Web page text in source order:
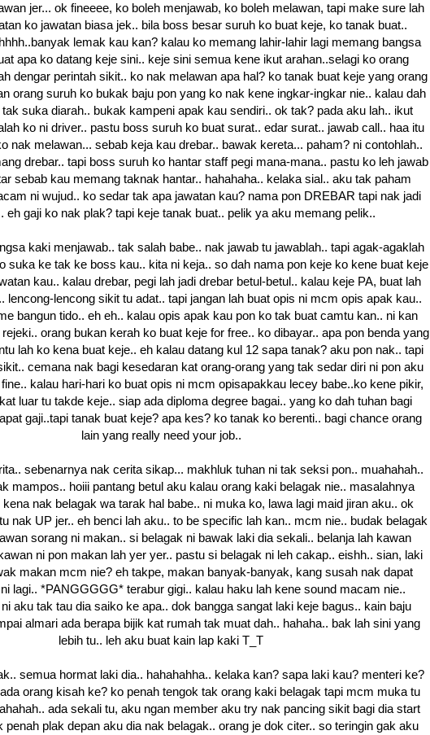
jer... ok fineeee, ko boleh menjawab, ko boleh melawan, tapi make sure lah
ko jawatan biasa jek.. bila boss besar suruh ko buat keje, ko tanak buat..
lemak kau kan? kalau ko memang lahir-lahir lagi memang bangsa
apa ko datang keje sini.. keje sini semua kene ikut arahan..selagi ko orang
dengar perintah sikit.. ko nak melawan apa hal? ko tanak buat keje yang orang
orang suruh ko bukak baju pon yang ko nak kene ingkar-ingkar nie.. kalau dah
suka diarah.. bukak kampeni apak kau sendiri.. ok tak? pada aku lah.. ikut
ko ni driver.. pastu boss suruh ko buat surat.. edar surat.. jawab call.. haa itu
nak melawan... sebab keja kau drebar.. bawak kereta... paham? ni contohlah..
drebar.. tapi boss suruh ko hantar staff pegi mana-mana.. pastu ko leh jawab
sebab kau memang taknak hantar.. hahahaha.. kelaka sial.. aku tak paham
ni wujud.. ko sedar tak apa jawatan kau? nama pon DREBAR tapi nak jadi
eh gaji ko nak plak? tapi keje tanak buat.. pelik ya aku memang pelik..
kaki menjawab.. tak salah babe.. nak jawab tu jawablah.. tapi agak-agaklah
suka ke tak ke boss kau.. kita ni keja.. so dah nama pon keje ko kene buat keje
kau.. kalau drebar, pegi lah jadi drebar betul-betul.. kalau keje PA, buat lah
lencong-lencong sikit tu adat.. tapi jangan lah buat opis ni mcm opis apak kau..
bangun tido.. eh eh.. kalau opis apak kau pon ko tak buat camtu kan.. ni kan
orang bukan kerah ko buat keje for free.. ko dibayar.. apa pon benda yang
lah ko kena buat keje.. eh kalau datang kul 12 sapa tanak? aku pon nak.. tapi
cemana nak bagi kesedaran kat orang-orang yang tak sedar diri ni pon aku
kalau hari-hari ko buat opis ni mcm opisapakkau lecey babe..ko kene pikir,
luar tu takde keje.. siap ada diploma degree bagai.. yang ko dah tuhan bagi
gaji..tapi tanak buat keje? apa kes? ko tanak ko berenti.. bagi chance orang
lain yang really need your job..
sebenarnya nak cerita sikap... makhluk tuhan ni tak seksi pon.. muahahah..
mampos.. hoiii pantang betul aku kalau orang kaki belagak nie.. masalahnya
nak belagak wa tarak hal babe.. ni muka ko, lawa lagi maid jiran aku.. ok
nak UP jer.. eh benci lah aku.. to be specific lah kan.. mcm nie.. budak belagak
sorang ni makan.. si belagak ni bawak laki dia sekali.. belanja lah kawan
ni pon makan lah yer yer.. pastu si belagak ni leh cakap.. eishh.. sian, laki
makan mcm nie? eh takpe, makan banyak-banyak, kang susah nak dapat
lagi.. *PANGGGGG* terabur gigi.. kalau haku lah kene sound macam nie..
aku tak tau dia saiko ke apa.. dok bangga sangat laki keje bagus.. kain baju
almari ada berapa bijik kat rumah tak muat dah.. hahaha.. bak lah sini yang
lebih tu.. leh aku buat kain lap kaki T_T
semua hormat laki dia.. hahahahha.. kelaka kan? sapa laki kau? menteri ke?
orang kisah ke? ko penah tengok tak orang kaki belagak tapi mcm muka tu
ada sekali tu, aku ngan member aku try nak pancing sikit bagi dia start
penah plak depan aku dia nak belagak.. orang je dok citer.. so teringin gak aku